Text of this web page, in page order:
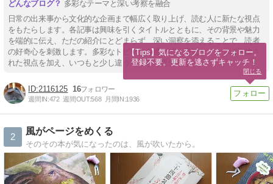
多彩なテーマと深い考察を融合
日常の出来事から文化的な企画まで幅広く取り上げ、読む人に新たな視点
をもたらします。各記事は興味を引くタイトルとともに、その背景や魅力
を端的に伝え、ただの紹介にとどまらず、深い洞察を添えることで、読者
の好奇心を刺激します。多彩なトピックを通じて、身近なテーマに洗練さ
れた視点を加え、いつもと少し違う気づきを提供します。
2116125 16
週間IN:472 週間OUT:568 月間IN:1936
2
風がページをめくる
そのその本が気になったのは、風が吹いたから。
【Tips】気になるブログをフォロー。
登録不要。更新を逃さずキャッチ！
閉じる